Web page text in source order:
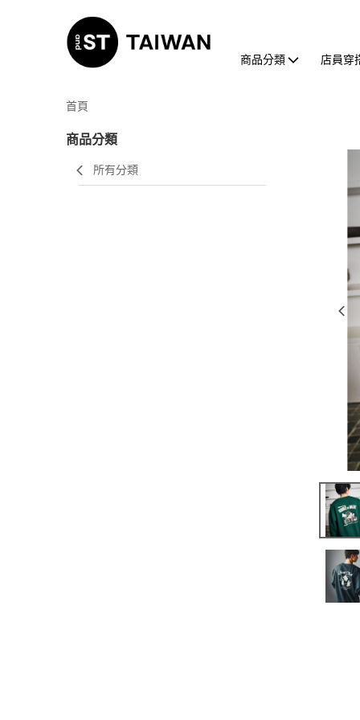
商品分類 店員穿
首頁
商品分類
所有分類